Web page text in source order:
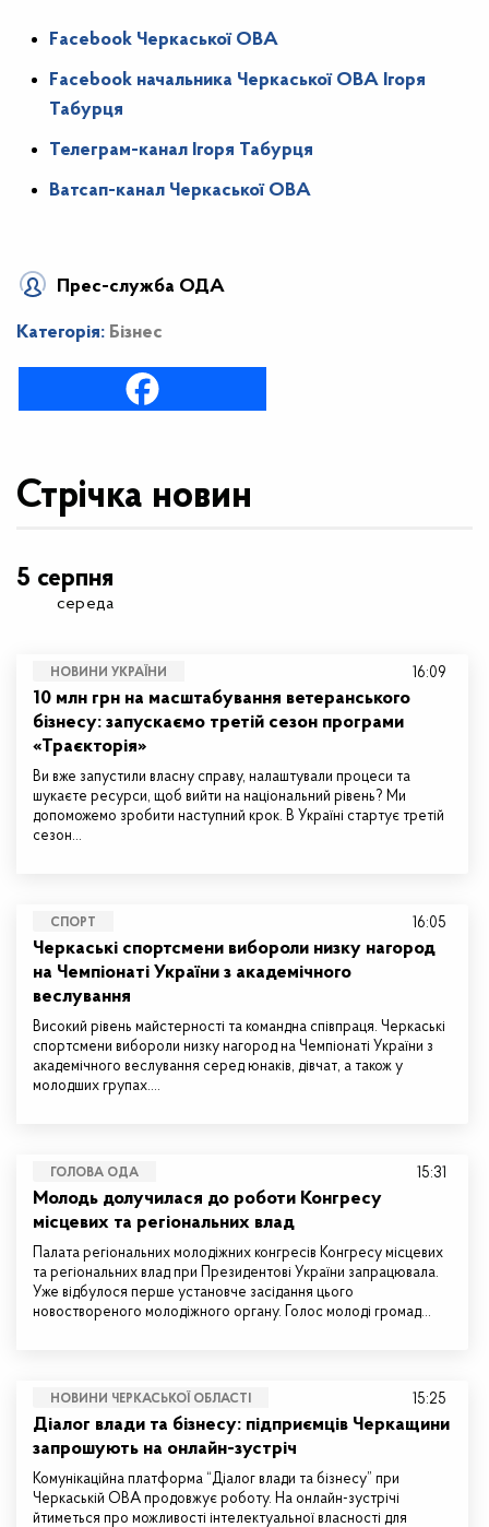
Facebook Черкаської ОВА
Facebook начальника Черкаської ОВА Ігоря
Табурця
Телеграм-канал Ігоря Табурця
Ватсап-канал Черкаської ОВА
Прес-служба ОДА
Категорія: Бізнес
Стрічка новин
5 серпня
середа
НОВИНИ УКРАЇНИ
10 млн грн на масштабування ветеранського
бізнесу: запускаємо третій сезон програми
«Траєкторія»
Ви вже запустили власну справу, налаштували процеси та
шукаєте ресурси, щоб вийти на національний рівень? Ми
допоможемо зробити наступний крок. В Україні стартує третій
сезон…
16:09
СПОРТ
Черкаські спортсмени вибороли низку нагород
на Чемпіонаті України з академічного
веслування
Високий рівень майстерності та командна співпраця. Черкаські
спортсмени вибороли низку нагород на Чемпіонаті України з
академічного веслування серед юнаків, дівчат, а також у
молодших групах.…
16:05
ГОЛОВА ОДА
Молодь долучилася до роботи Конгресу
місцевих та регіональних влад
Палата регіональних молодіжних конгресів Конгресу місцевих
та регіональних влад при Президентові України запрацювала.
Уже відбулося перше установче засідання цього
новоствореного молодіжного органу. Голос молоді громад…
15:31
НОВИНИ ЧЕРКАСЬКОЇ ОБЛАСТІ
Діалог влади та бізнесу: підприємців Черкащини
запрошують на онлайн-зустріч
Комунікаційна платформа “Діалог влади та бізнесу” при
Черкаській ОВА продовжує роботу. На онлайн-зустрічі
йтиметься про можливості інтелектуальної власності для
15:25